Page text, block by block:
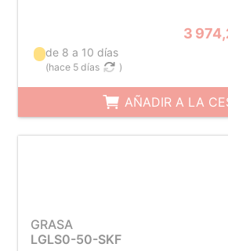
3
de 8 a 10 días
(hace 5 días )
AÑADIR A LA
GRASA
LGLS0-50-SKF